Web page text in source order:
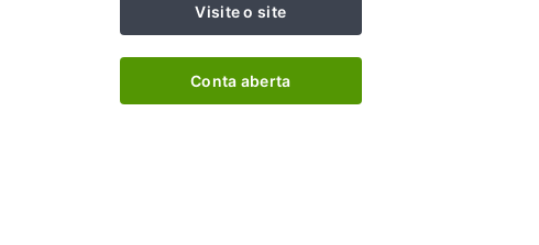
Visite o site
Conta aberta